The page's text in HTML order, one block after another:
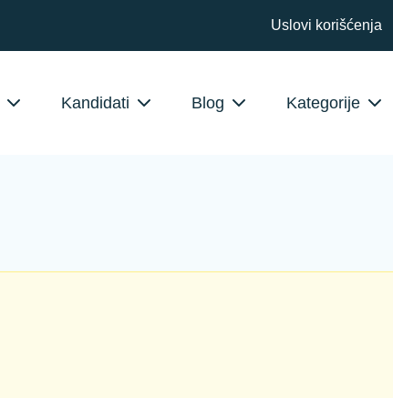
Uslovi korišćenja
Kandidati Blog Kategorije